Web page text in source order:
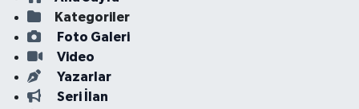
Kategoriler
Foto Galeri
Video
Yazarlar
Seri İlan